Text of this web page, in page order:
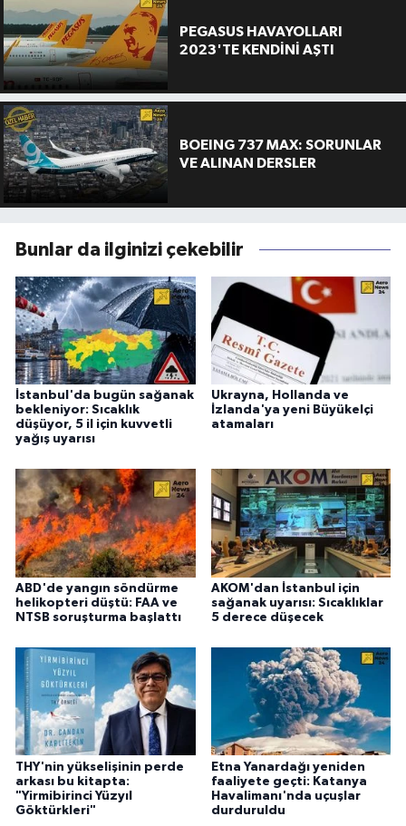
PEGASUS HAVAYOLLARI
2023'TE KENDİNİ AŞTI
BOEING 737 MAX: SORUNLAR
VE ALINAN DERSLER
Bunlar da ilginizi çekebilir
İstanbul'da bugün sağanak
bekleniyor: Sıcaklık
düşüyor, 5 il için kuvvetli
yağış uyarısı
Ukrayna, Hollanda ve
İzlanda'ya yeni Büyükelçi
atamaları
ABD'de yangın söndürme
helikopteri düştü: FAA ve
NTSB soruşturma başlattı
AKOM'dan İstanbul için
sağanak uyarısı: Sıcaklıklar
5 derece düşecek
THY'nin yükselişinin perde
arkası bu kitapta:
"Yirmibirinci Yüzyıl
Göktürkleri"
Etna Yanardağı yeniden
faaliyete geçti: Katanya
Havalimanı'nda uçuşlar
durduruldu